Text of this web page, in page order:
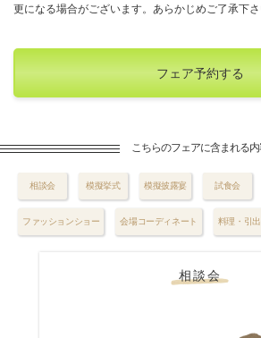
更になる場合がございます。あらかじめご了承下さ
フェア予約する
こちらのフェアに含まれる
相談会 模擬挙式 模擬披露宴 試食会
ファッションショー 会場コーディネート 料理・引
相談会